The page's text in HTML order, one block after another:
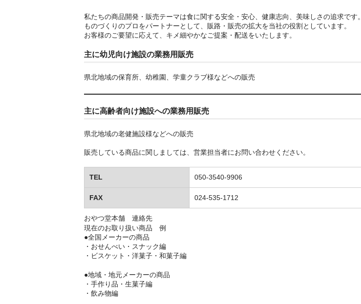
私たちの商品開発・販売テーマは食に関する安全・安心、健康志向、美味しさの追求です。
ものづくりのプロをパートナーとして、販路・販売の拡大を当社の役割としています。
お客様のご要望に応えて、キメ細やかなご提案・配送をいたします。
主に幼児向け施設の業務用販売
県北地域の保育所、幼稚園、学童クラブ様などへの販売
主に高齢者向け施設への業務用販売
県北地域の老健施設様などへの販売
販売している商品に関しましては、営業担当者にお問い合わせください。
TEL 050-3540-9906
FAX 024-535-1712
おやつ堂本舗 連絡先
現在のお取り扱い商品 例
●全国メーカーの商品
・おせんべい・スナック編
・ビスケット・洋菓子・和菓子編
●地域・地元メーカーの商品
・手作り品・生菓子編
・飲み物編